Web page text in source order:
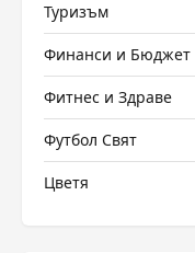
Туризъм
Финанси и Бюджет
Фитнес и Здраве
Футбол Свят
Цветя